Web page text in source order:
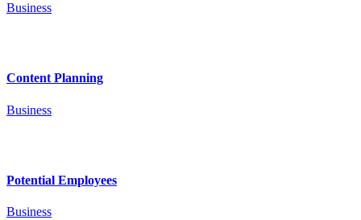
Business
Content Planning
Business
Potential Employees
Business